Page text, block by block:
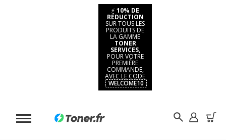
⚡ 10% DE
RÉDUCTION
SUR TOUS LES
PRODUITS DE
LA GAMME
TONER
SERVICES,
POUR VOTRE
PREMIÈRE
COMMANDE,
AVEC LE CODE
WELCOME10